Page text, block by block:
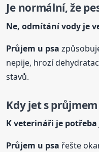
Je normální, že
Ne, odmítání vody je
Průjem u psa
nepije, hrozí
stavů.
Kdy jet s
K veterináři je
Průjem u psa řešte